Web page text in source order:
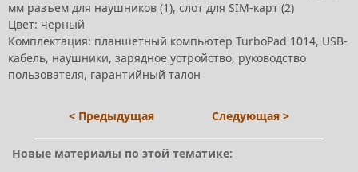
мм разъем для наушников (1), слот для SIM-карт (2)
Цвет: черный
Комплектация: планшетный компьютер TurboPad 1014, USB-
кабель, наушники, зарядное устройство, руководство
пользователя, гарантийный талон
< Предыдущая Следующая >
Новые материалы по этой тематике: